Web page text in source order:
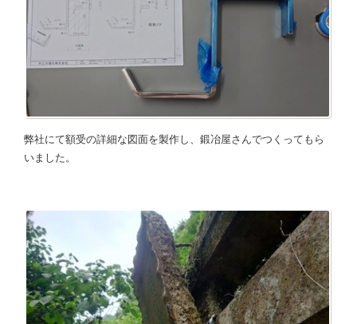
弊社にて額受の詳細な図面を製作し、鍛冶屋さんでつくってもら
いました。